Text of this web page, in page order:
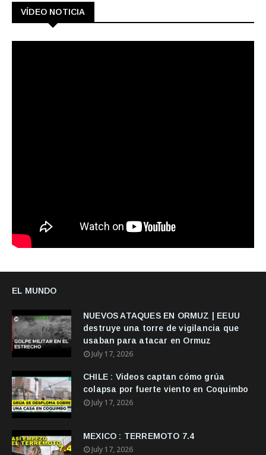
VÍDEO NOTICIA
EL MUNDO
NUEVOS ATAQUES EN ORMUZ | EEUU
destruye una torre de vigilancia que
usaban para atacar en Ormuz
July 17, 2026
CHILE : Videos captan cómo grúa
colapsa por fuerte viento en Coquimbo
July 17, 2026
MEXICO : TERREMOTO 7.4
July 17, 2026